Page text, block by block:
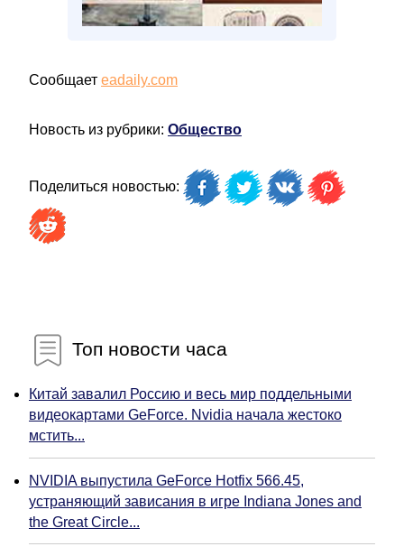
Сообщает eadaily.com
Новость из рубрики: Общество
Поделиться новостью:
Топ новости часа
Китай завалил Россию и весь мир поддельными
видеокартами GeForce. Nvidia начала жестоко
мстить...
NVIDIA выпустила GeForce Hotfix 566.45,
устраняющий зависания в игре Indiana Jones and
the Great Circle...